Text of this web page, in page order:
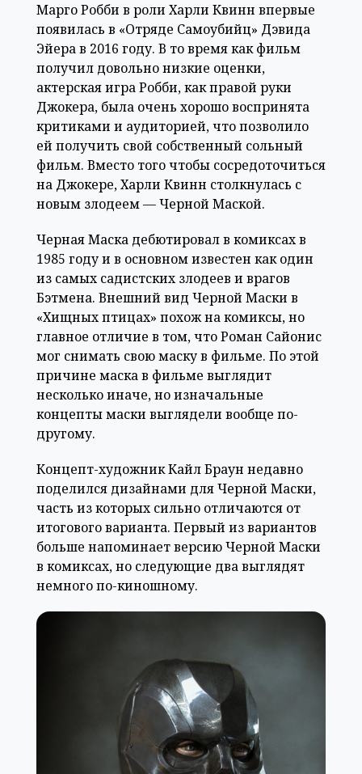
Марго Робби в роли Харли Квинн впервые
появилась в «Отряде Самоубийц» Дэвида
Эйера в 2016 году. В то время как фильм
получил довольно низкие оценки,
актерская игра Робби, как правой руки
Джокера, была очень хорошо воспринята
критиками и аудиторией, что позволило
ей получить свой собственный сольный
фильм. Вместо того чтобы сосредоточиться
на Джокере, Харли Квинн столкнулась с
новым злодеем — Черной Маской.
Черная Маска дебютировал в комиксах в
1985 году и в основном известен как один
из самых садистских злодеев и врагов
Бэтмена. Внешний вид Черной Маски в
«Хищных птицах» похож на комиксы, но
главное отличие в том, что Роман Сайонис
мог снимать свою маску в фильме. По этой
причине маска в фильме выглядит
несколько иначе, но изначальные
концепты маски выглядели вообще по-
другому.
Концепт-художник Кайл Браун недавно
поделился дизайнами для Черной Маски,
часть из которых сильно отличаются от
итогового варианта. Первый из вариантов
больше напоминает версию Черной Маски
в комиксах, но следующие два выглядят
немного по-киношному.